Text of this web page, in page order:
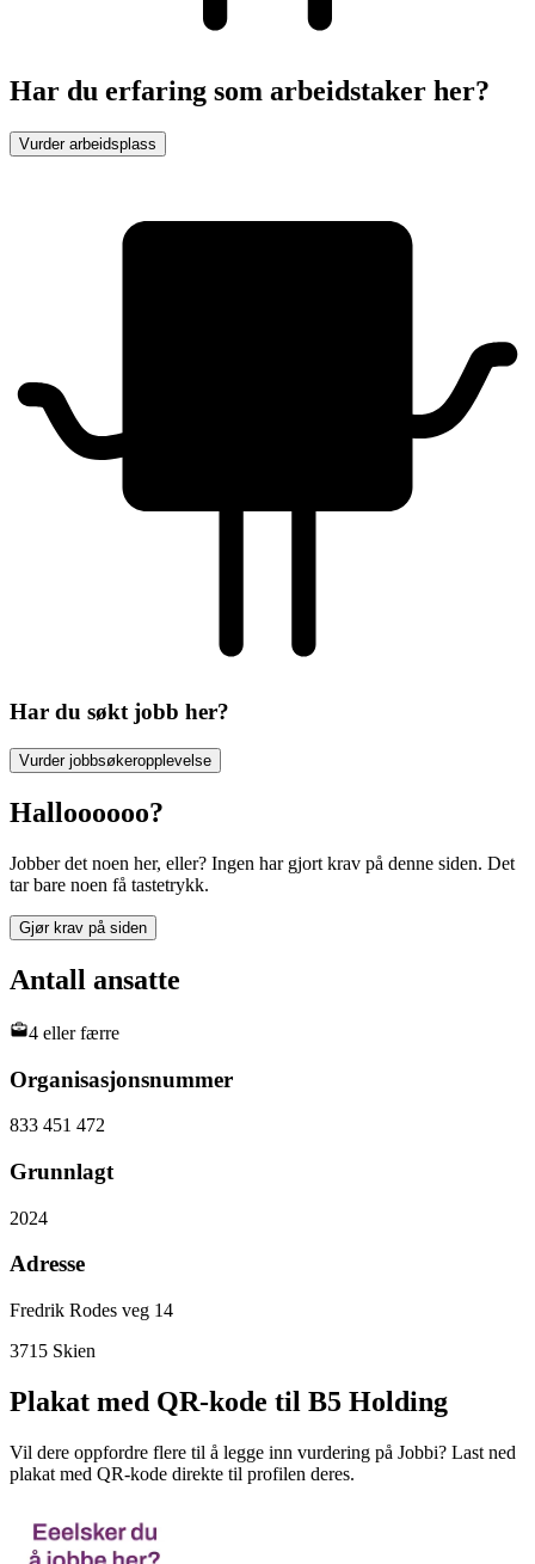
Har du erfaring som arbeidstaker her?
Vurder arbeidsplass
Har du søkt jobb her?
Vurder jobbsøkeropplevelse
Halloooooo?
Jobber det noen her, eller? Ingen har gjort krav på denne siden. Det
tar bare noen få tastetrykk.
Gjør krav på siden
Antall ansatte
4 eller færre
Organisasjonsnummer
833 451 472
Grunnlagt
2024
Adresse
Fredrik Rodes veg 14
3715 Skien
Plakat med QR-kode til B5 Holding
Vil dere oppfordre flere til å legge inn vurdering på Jobbi? Last ned
plakat med QR-kode direkte til profilen deres.